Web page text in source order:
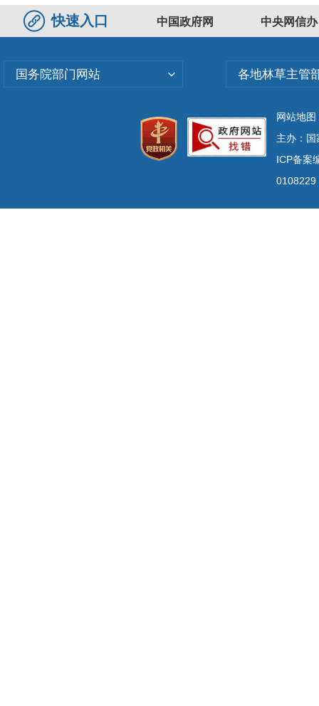
快速入口 中国政府网 中央网信办
国务院部门网站 各地林草主管
网站地图
主办：
ICP备案
0108229